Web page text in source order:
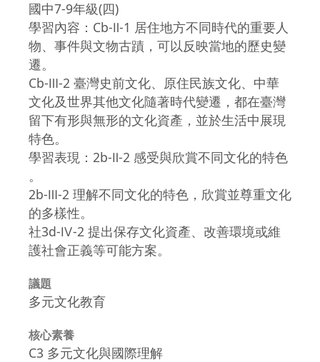
國中7-9年級(四)
學習內容：Cb-Ⅱ-1 居住地方不同時代的重要人
物、事件與文物古蹟，可以反映當地的歷史變
遷。
Cb-Ⅲ-2 臺灣史前文化、原住民族文化、中華
文化及世界其他文化隨著時代變遷，都在臺灣
留下有形與無形的文化資產，並於生活中展現
特色。
學習表現：2b-Ⅱ-2 感受與欣賞不同文化的特色
。
2b-Ⅲ-2 理解不同文化的特色，欣賞並尊重文化
的多樣性。
社3d-Ⅳ-2 提出保存文化資產、改善環境或維
護社會正義等可能方案。
議題
多元文化教育
核心素養
C3 多元文化與國際理解